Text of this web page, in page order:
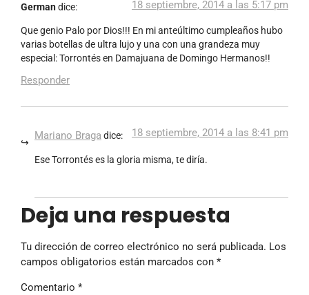
Germandice: 18 septiembre, 2014 a las 5:17 pm
Que genio Palo por Dios!!! En mi anteúltimo cumpleaños hubo
varias botellas de ultra lujo y una con una grandeza muy
especial: Torrontés en Damajuana de Domingo Hermanos!!
Responder
Mariano Braga dice: 18 septiembre, 2014 a las 8:41 pm
Ese Torrontés es la gloria misma, te diría.
Deja una respuesta
Tu dirección de correo electrónico no será publicada. Los
campos obligatorios están marcados con *
Comentario *